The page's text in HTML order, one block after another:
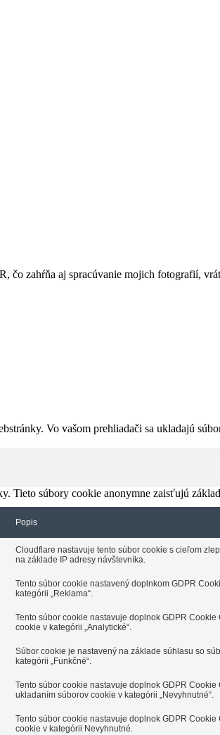
čo zahŕňa aj spracúvanie mojich fotografií,
Vo vašom prehliadači sa ukladajú
Tieto súbory cookie anonymne zaisťujú
Popis
Cloudflare nastavuje tento súbor cookie s cieľom
na základe IP adresy návštevníka.
Tento súbor cookie nastavený doplnkom GDPR
kategórii „Reklama“.
Tento súbor cookie nastavuje doplnok GDPR
cookie v kategórii „Analytické“.
Súbor cookie je nastavený na základe súhlasu so
kategórii „Funkčné“.
Tento súbor cookie nastavuje doplnok GDPR
ukladaním súborov cookie v kategórii „Nevyhnutné“.
Tento súbor cookie nastavuje doplnok GDPR
cookie v kategórii Nevyhnutné.